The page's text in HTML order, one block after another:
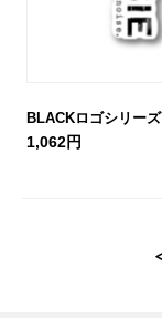
BLACKロゴシリーズ
1,062円